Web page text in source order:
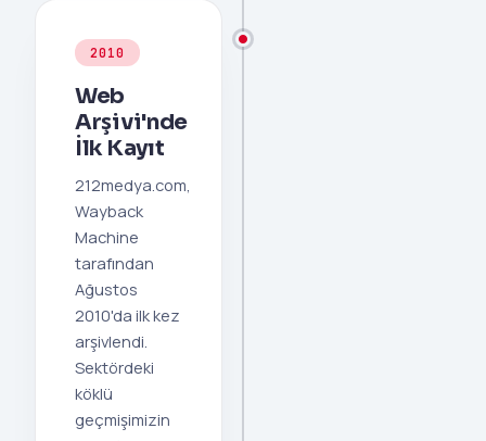
2010
Web
Arşivi'nde
İlk Kayıt
212medya.com,
Wayback
Machine
tarafından
Ağustos
2010'da ilk kez
arşivlendi.
Sektördeki
köklü
geçmişimizin